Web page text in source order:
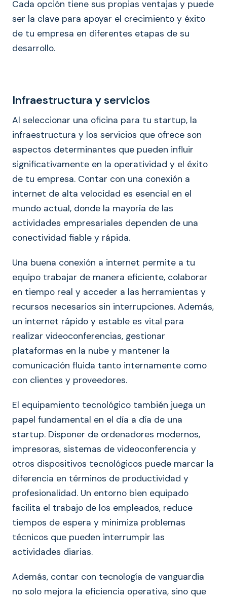
Cada opción tiene sus propias ventajas y puede
ser la clave para apoyar el crecimiento y éxito
de tu empresa en diferentes etapas de su
desarrollo.
Infraestructura y servicios
Al seleccionar una oficina para tu startup, la
infraestructura y los servicios que ofrece son
aspectos determinantes que pueden influir
significativamente en la operatividad y el éxito
de tu empresa. Contar con una conexión a
internet de alta velocidad es esencial en el
mundo actual, donde la mayoría de las
actividades empresariales dependen de una
conectividad fiable y rápida.
Una buena conexión a internet permite a tu
equipo trabajar de manera eficiente, colaborar
en tiempo real y acceder a las herramientas y
recursos necesarios sin interrupciones. Además,
un internet rápido y estable es vital para
realizar videoconferencias, gestionar
plataformas en la nube y mantener la
comunicación fluida tanto internamente como
con clientes y proveedores.
El equipamiento tecnológico también juega un
papel fundamental en el día a día de una
startup. Disponer de ordenadores modernos,
impresoras, sistemas de videoconferencia y
otros dispositivos tecnológicos puede marcar la
diferencia en términos de productividad y
profesionalidad. Un entorno bien equipado
facilita el trabajo de los empleados, reduce
tiempos de espera y minimiza problemas
técnicos que pueden interrumpir las
actividades diarias.
Además, contar con tecnología de vanguardia
no solo mejora la eficiencia operativa, sino que